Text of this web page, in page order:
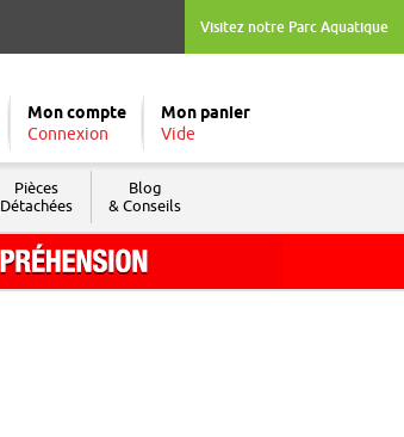
Visitez notre Parc Aquatique
Mon compte
Connexion
Mon panier
Vide
Pièces
Détachées
Blog
& Conseils